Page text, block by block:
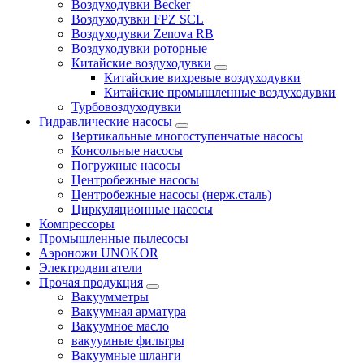
Воздуходувки Becker
Воздуходувки FPZ SCL
Воздуходувки Zenova RB
Воздуходувки роторные
Китайские воздуходувки
Китайские вихревые воздуходувки
Китайские промышленные воздуходувки
Турбовоздуходувки
Гидравлические насосы
Вертикальные многоступенчатые насосы
Консольные насосы
Погружные насосы
Центробежные насосы
Центробежные насосы (нерж.сталь)
Циркуляционные насосы
Компрессоры
Промышленные пылесосы
Аэроножи UNOKOR
Электродвигатели
Прочая продукция
Вакуумметры
Вакуумная арматура
Вакуумное масло
вакуумные фильтры
Вакуумные шланги